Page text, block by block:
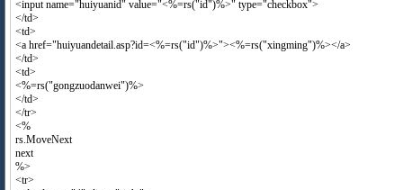
<input name="huiyuanid" value="<%=rs("id")%>" type="checkbox">
</td>
<td>
<a href="huiyuandetail.asp?id=<%=rs("id")%>"><%=rs("xingming")%></a>
</td>
<td>
<%=rs("gongzuodanwei")%>
</td>
</tr>
<%
rs.MoveNext
next
%>
<tr>